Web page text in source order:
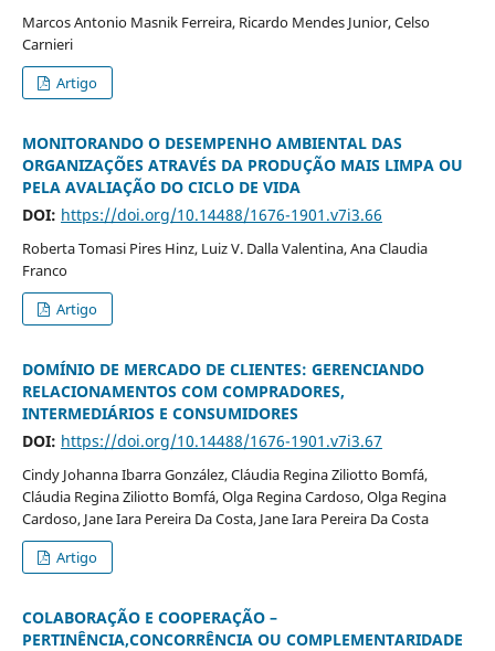
Marcos Antonio Masnik Ferreira, Ricardo Mendes Junior, Celso
Carnieri
Artigo
MONITORANDO O DESEMPENHO AMBIENTAL DAS
ORGANIZAÇÕES ATRAVÉS DA PRODUÇÃO MAIS LIMPA OU
PELA AVALIAÇÃO DO CICLO DE VIDA
DOI: https://doi.org/10.14488/1676-1901.v7i3.66
Roberta Tomasi Pires Hinz, Luiz V. Dalla Valentina, Ana Claudia
Franco
Artigo
DOMÍNIO DE MERCADO DE CLIENTES: GERENCIANDO
RELACIONAMENTOS COM COMPRADORES,
INTERMEDIÁRIOS E CONSUMIDORES
DOI: https://doi.org/10.14488/1676-1901.v7i3.67
Cindy Johanna Ibarra González, Cláudia Regina Ziliotto Bomfá,
Cláudia Regina Ziliotto Bomfá, Olga Regina Cardoso, Olga Regina
Cardoso, Jane Iara Pereira Da Costa, Jane Iara Pereira Da Costa
Artigo
COLABORAÇÃO E COOPERAÇÃO –
PERTINÊNCIA,CONCORRÊNCIA OU COMPLEMENTARIDADE